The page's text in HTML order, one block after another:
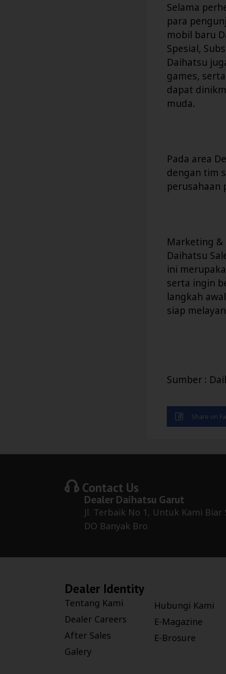
Selama
para
mobil baru
Spesial,
Daihatsu
games,
dapat
muda.
Pada area
dengan tim
perusahaan
Marketing &
Daihatsu
ini
serta ingin
langkah
siap
Sumber :
Contact Us
Dealer Daihatsu Garut
Jl. Terbaik No 1, Untuk Kami Biar
DO Banyak Bro
Dealer Identity
Tentang Kami
Dealer Careers
After Sales
Galery
Hubungi Kami
E-Magazine
E-Brosure